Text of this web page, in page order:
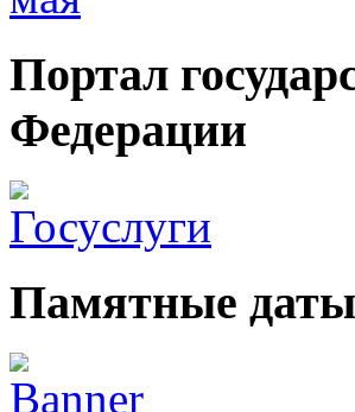
Портал
Федерации
Памятные даты